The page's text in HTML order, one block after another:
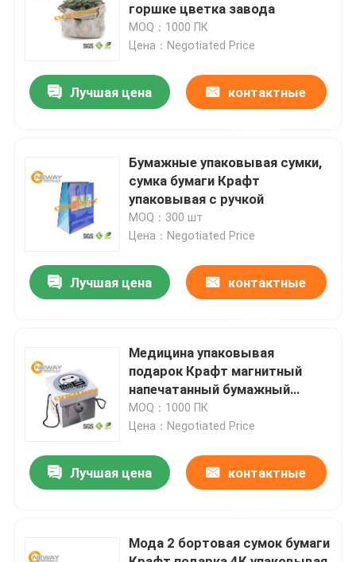
Дом
О нас
Проверка качества
Спросите цитату
Напечатанные упаковывая коробки
Косметические упаковывая коробки
горшке цветка завода
MOQ：1000 ПК
Цена：Negotiated Price
Лучшая цена контактные
Бумажные упаковывая сумки,
сумка бумаги Крафт
упаковывая с ручкой
MOQ：300 шт
Цена：Negotiated Price
Лучшая цена контактные
Медицина упаковывая
подарок Крафт магнитный
напечатанный бумажный
кладет печатание в мешки
шелковой ширмы
MOQ：1000 ПК
Цена：Negotiated Price
Лучшая цена контактные
Мода 2 бортовая сумок бумаги